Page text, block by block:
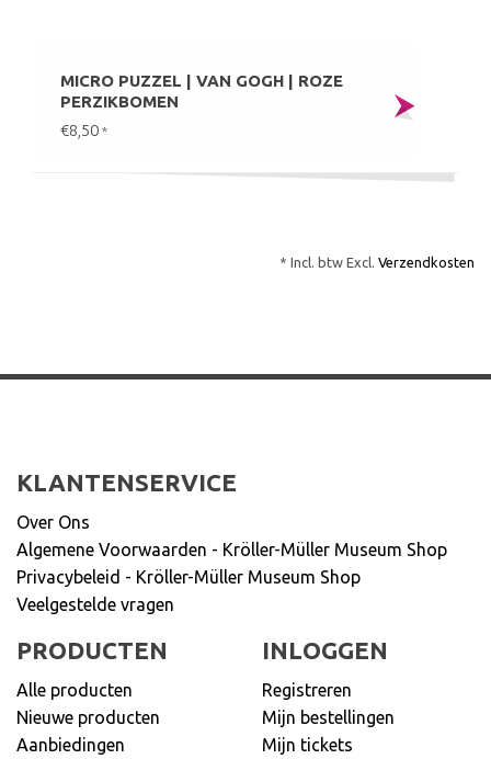
MICRO PUZZEL | VAN GOGH | ROZE
PERZIKBOMEN
€8,50 *
* Incl. btw Excl. Verzendkosten
KLANTENSERVICE
Over Ons
Algemene Voorwaarden - Kröller-Müller Museum Shop
Privacybeleid - Kröller-Müller Museum Shop
Veelgestelde vragen
PRODUCTEN
Alle producten
Nieuwe producten
Aanbiedingen
INLOGGEN
Registreren
Mijn bestellingen
Mijn tickets